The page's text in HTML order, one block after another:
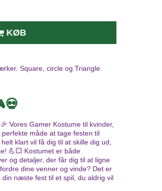
KØB
Square, circle og Triangle.
Vores Gamer Kostume til kvinder,
måde at tage festen til
klart vil få dig til at skille dig ud,
💪💥 Kostumet er både
og detaljer, der får dig til at ligne
dine venner og vinde? Det er
næste fest til et spil, du aldrig vil